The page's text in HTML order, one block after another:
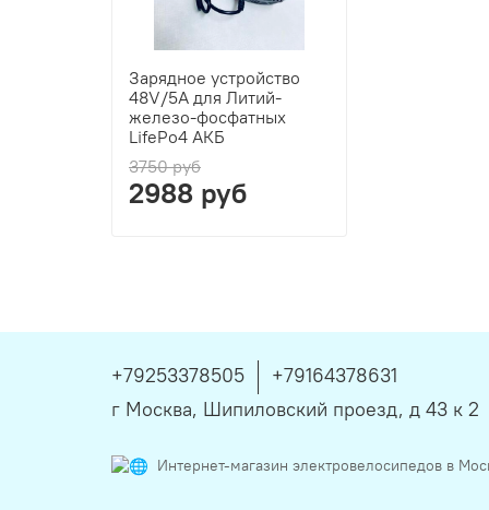
Зарядное устройство
48V/5A для Литий-
железо-фосфатных
LifePo4 АКБ
3750 руб
2988 руб
+79253378505
+79164378631
г Москва, Шипиловский проезд, д 43 к 2
Интернет-магазин электровелосипедов в